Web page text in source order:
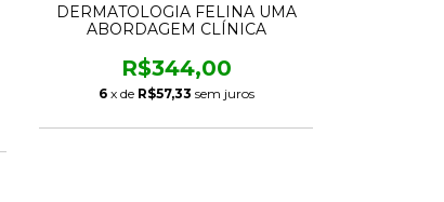
DERMATOLOGIA FELINA UMA
ABORDAGEM CLÍNICA
R$344,00
6 x de R$57,33 sem juros